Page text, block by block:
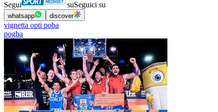
Segui suSeguici su
whatsapp discover
vignetta opti poba
pogba